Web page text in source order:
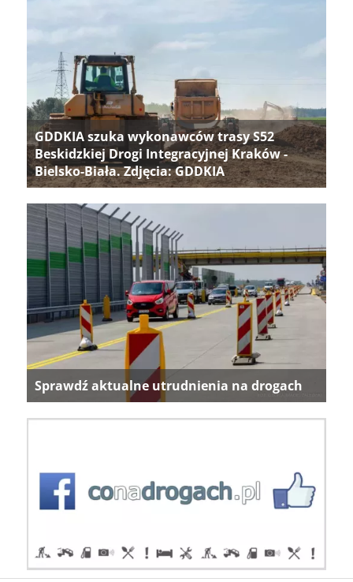
GDDKIA szuka wykonawców trasy S52
Beskidzkiej Drogi Integracyjnej Kraków -
Bielsko-Biała. Zdjęcia: GDDKIA
Sprawdź aktualne utrudnienia na drogach